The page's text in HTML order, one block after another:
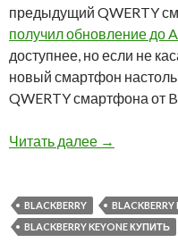
предыдущий QWERTY
получил обновление до
доступнее, но если не
новый смартфон
QWERTY смартфона от
Читать далее У нас вы
→
BLACKBERRY
BLACKBERRY
BLACKBERRY KEYONE КУПИТЬ